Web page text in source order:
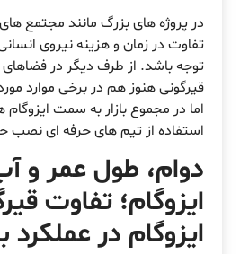
در پروژه های بزرگ مانند مجتمع
تفاوت در زمان و هزینه نیروی
توجه باشد. از طرف دیگر در
قیرگونی هنوز هم در برخی موارد
اما در مجموع بازار به سمت ایزوگام
استفاده از تیم های حرفه ای
دوام، طول عمر و
ایزوگام؛ تفاوت
ایزوگام در